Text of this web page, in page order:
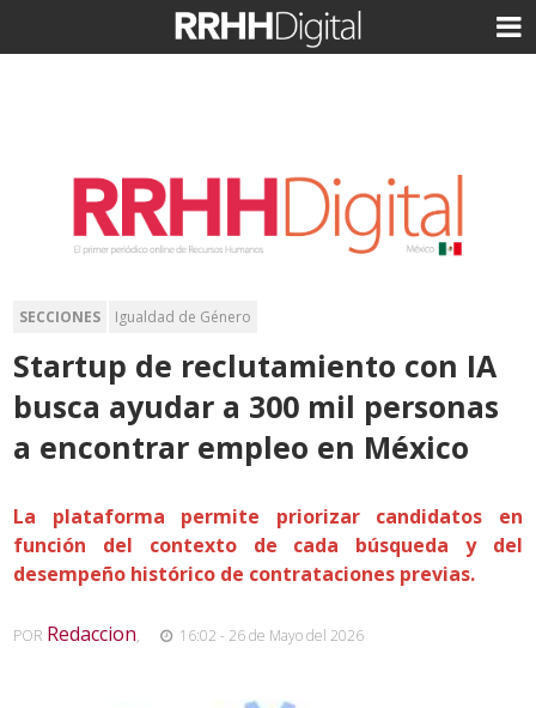
SECCIONES Igualdad de Género
Startup de reclutamiento con IA
busca ayudar a 300 mil personas
a encontrar empleo en México
La plataforma permite priorizar candidatos en
función del contexto de cada búsqueda y del
desempeño histórico de contrataciones previas.
POR Redaccion, 16:02 - 26 de Mayo del 2026